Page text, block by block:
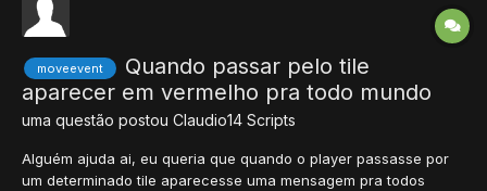
moveevent
Quando passar pelo tile
aparecer em vermelho pra todo mundo
uma questão postou Claudio14 Scripts
Alguém ajuda ai, eu queria que quando o player passasse por
um determinado tile aparecesse uma mensagem pra todos